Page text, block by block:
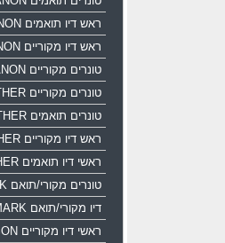
ראש דיו תואמים CANON
ראש דיו מקוריים CANON
טונרים מקוריים CANON
טונרים מקוריים BROTHER
טונרים תואמים BROTHER
ראש דיו מקוריים BROTHER
ראשי דיו תואמים BROTHER
טונרים מקורי/תואם LEXMARK
דיו מקורי/תואם LEXMARK
ראשי דיו מקוריים EPSON